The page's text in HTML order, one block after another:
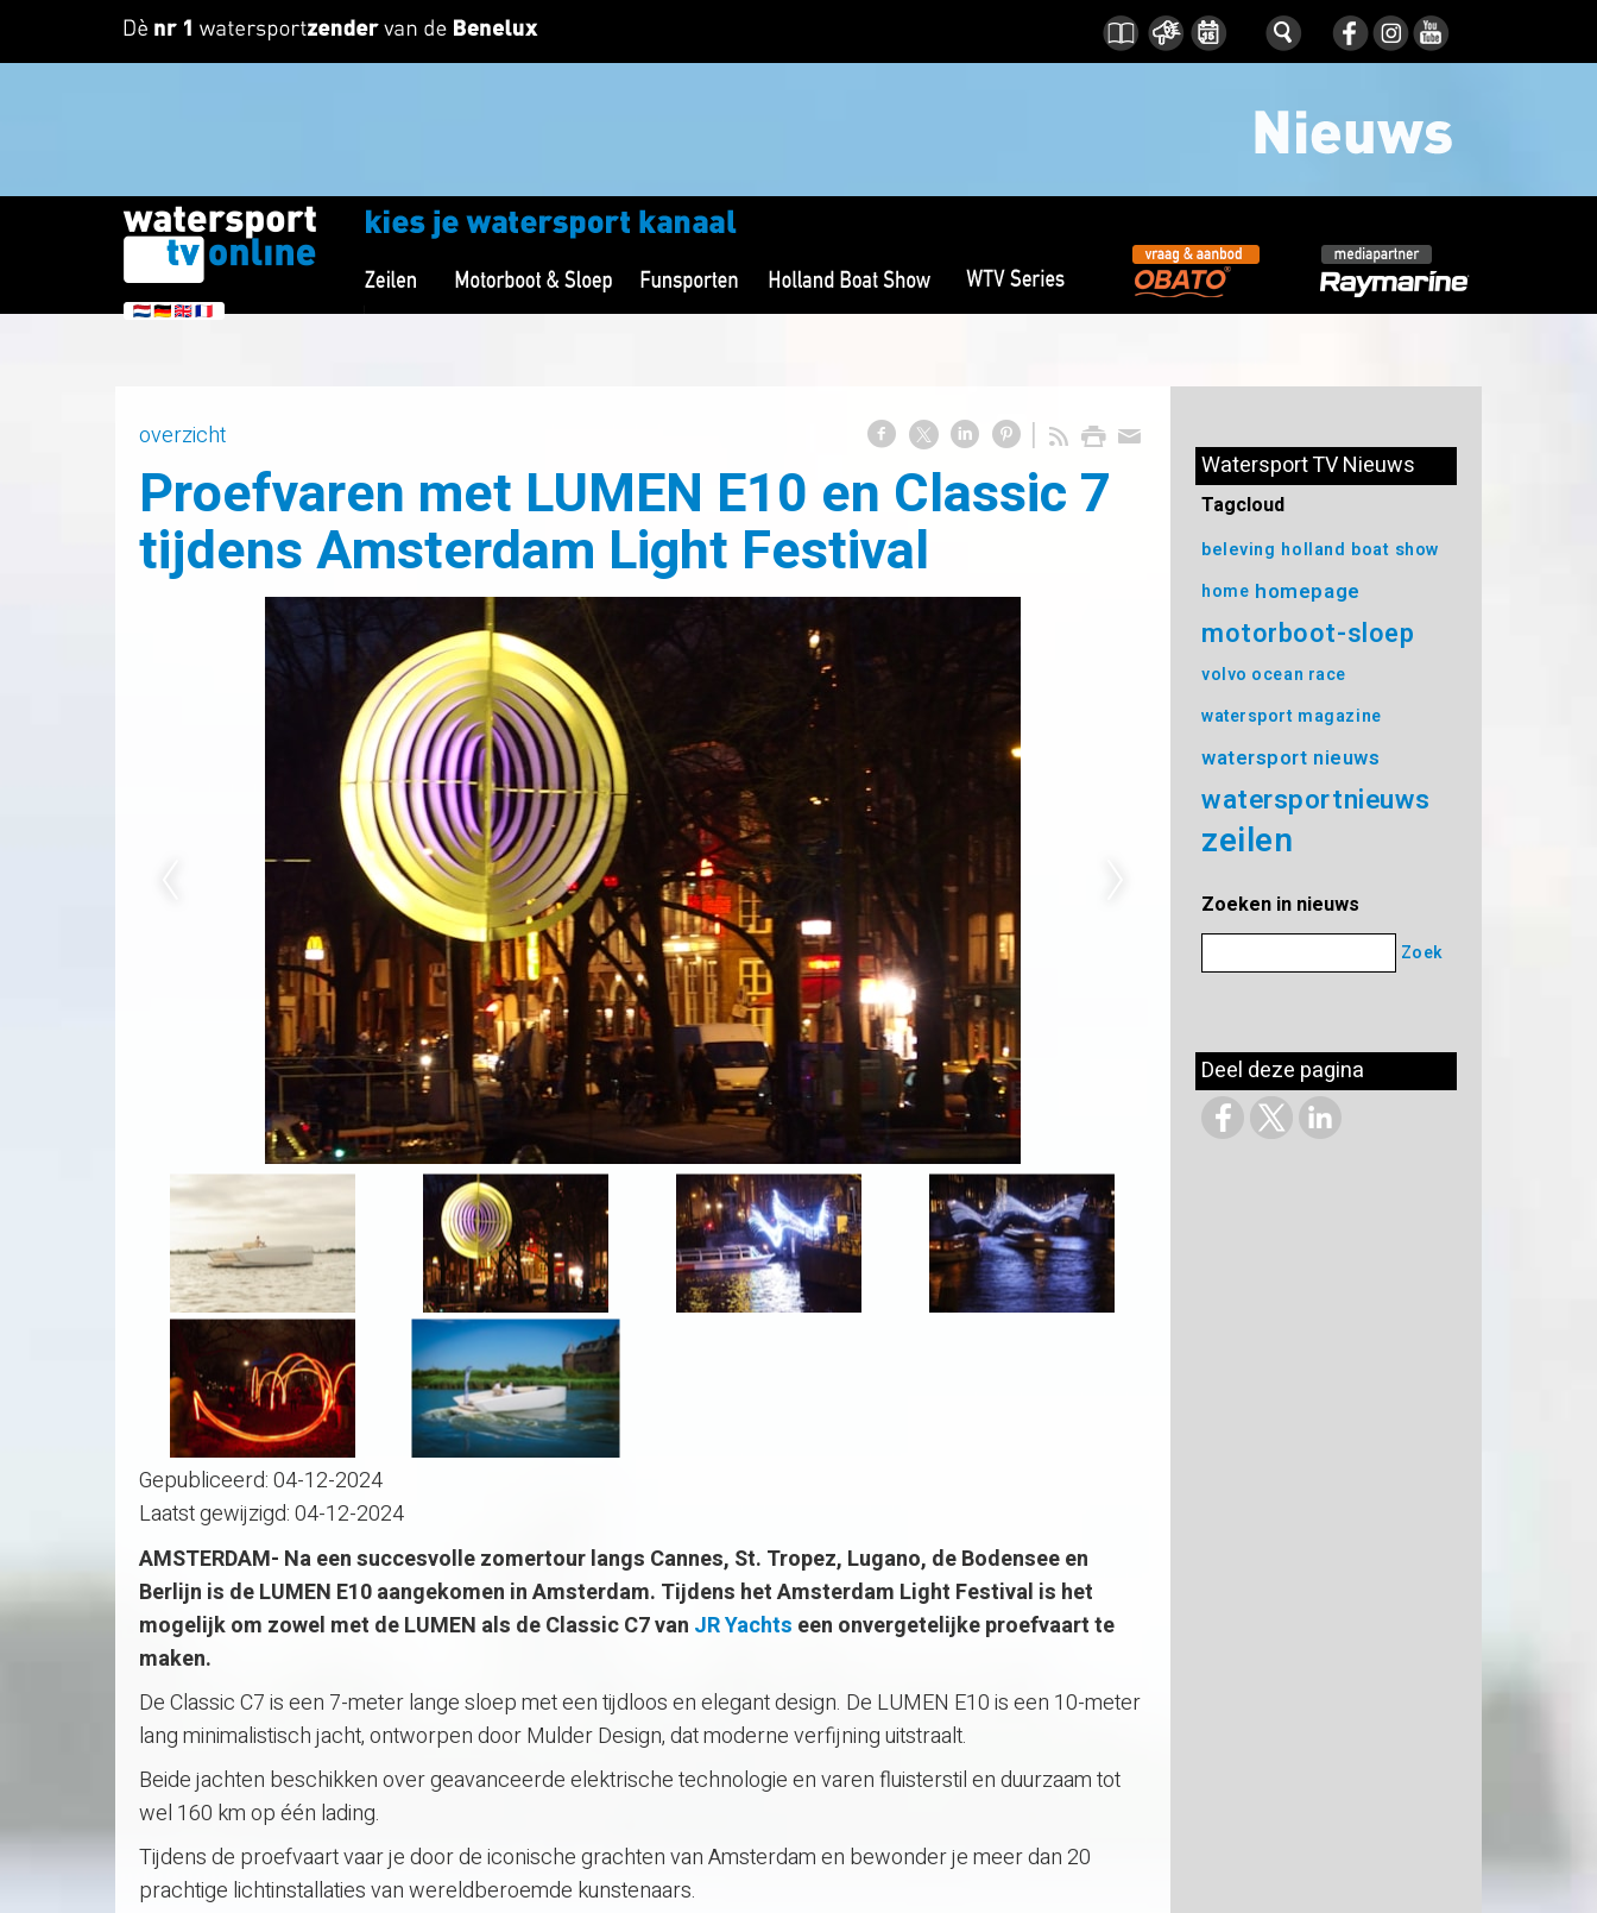
overzicht
Proefvaren met LUMEN E10 en Classic 7
tijdens Amsterdam Light Festival
Gepubliceerd:04-12-2024
Laatst gewijzigd:04-12-2024
AMSTERDAM- Na een succesvolle zomertour langs Cannes, St. Tropez, Lugano, de Bodensee en
Berlijn is de LUMEN E10 aangekomen in Amsterdam. Tijdens het Amsterdam Light Festival is het
mogelijk om zowel met de LUMEN als de Classic C7 van JR Yachts een onvergetelijke proefvaart te
maken.
De Classic C7 is een 7-meter lange sloep met een tijdloos en elegant design. De LUMEN E10 is een 10-meter
lang minimalistisch jacht, ontworpen door Mulder Design, dat moderne verfijning uitstraalt.
Beide jachten beschikken over geavanceerde elektrische technologie en varen fluisterstil en duurzaam tot
wel 160 km op één lading.
Tijdens de proefvaart vaar je door de iconische grachten van Amsterdam en bewonder je meer dan 20
prachtige lichtinstallaties van wereldberoemde kunstenaars.
Watersport TV Nieuws
Tagcloud
beleving holland boat show
home homepage
motorboot-sloep
volvo ocean race
watersport magazine
watersport nieuws
watersportnieuws
zeilen
Zoeken in nieuws
Zoek
Deel deze pagina